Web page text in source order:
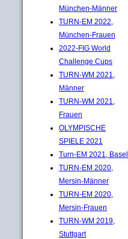
München-Männer
TURN-EM 2022,
München-Frauen
2022-FIG World
Challenge Cups
TURN-WM 2021,
Männer
TURN-WM 2021,
Frauen
OLYMPISCHE
SPIELE 2021
Turn-EM 2021, Basel
TURN-EM 2020,
Mersin-Männer
TURN-EM 2020,
Mersin-Frauen
TURN-WM 2019,
Stuttgart